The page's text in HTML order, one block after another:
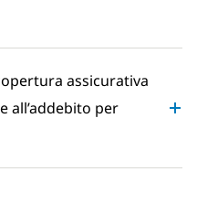
assicurativa
all’addebito per